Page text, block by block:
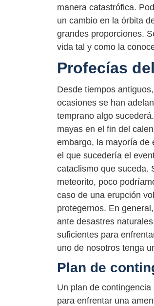
manera catastrófica.
un cambio en la órbita
grandes proporciones.
vida tal y como la
Profecías
Desde tiempos
ocasiones se han
temprano algo
mayas en el fin del
embargo, la mayoría de
el que sucedería el
cataclismo que suceda.
meteorito, poco
caso de una erupción
protegernos. En
ante desastres
suficientes para
uno de nosotros tenga
Plan de
Un plan de
para enfrentar una